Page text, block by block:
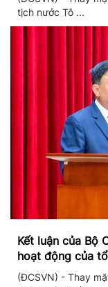
tịch nước Tô ...
Kết luận của Bộ
hoạt động của
II/2026
(ĐCSVN) - Thay